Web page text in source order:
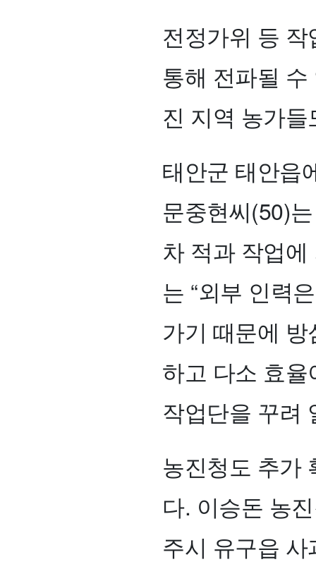
전정가위 등
통해 전파될
진 지역 농가
태안군 태안읍
문중현씨(50)
차 적과 작업
는 “외부 인력
가기 때문에 방
하고 다소 효
작업단을 꾸려
농진청도 추가
다. 이승돈 농
주시 유구읍